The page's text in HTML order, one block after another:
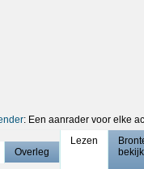
: Een aanrader voor elke
Overleg
Lezen